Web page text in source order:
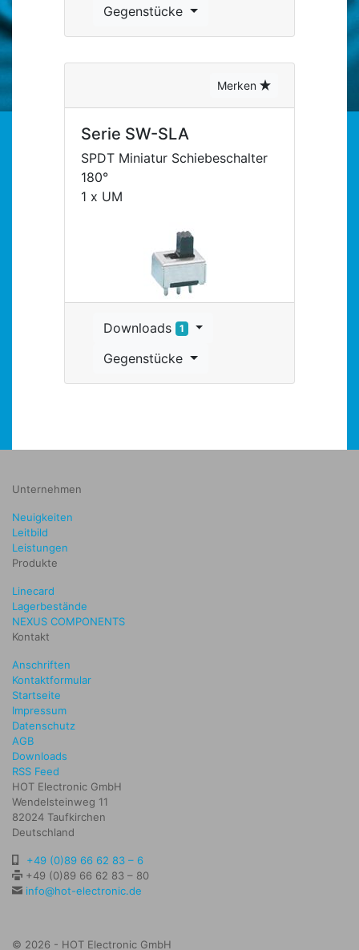
Gegenstücke
Merken
Serie SW-SLA
SPDT Miniatur Schiebeschalter
180°
1 x UM
Downloads 1
Gegenstücke
Unternehmen
Neuigkeiten
Leitbild
Leistungen
Produkte
Linecard
Lagerbestände
NEXUS COMPONENTS
Kontakt
Anschriften
Kontaktformular
Startseite
Impressum
Datenschutz
AGB
Downloads
RSS Feed
HOT Electronic GmbH
Wendelsteinweg 11
82024 Taufkirchen
Deutschland
+49 (0)89 66 62 83 – 6
+49 (0)89 66 62 83 – 80
info@hot-electronic.de
© 2026 - HOT Electronic GmbH